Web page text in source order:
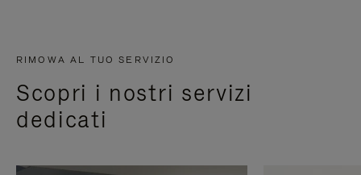
RIMOWA AL TUO SERVIZIO
Scopri i nostri servizi
dedicati